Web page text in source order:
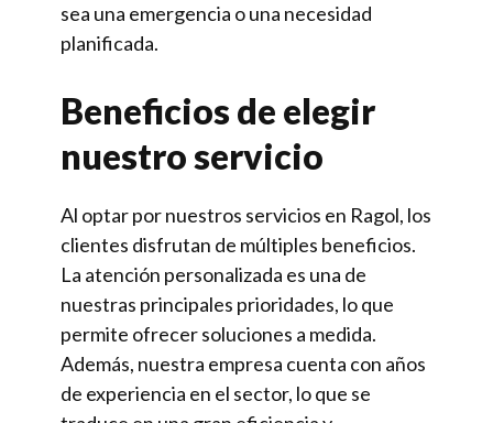
sea una emergencia o una necesidad
planificada.
Beneficios de elegir
nuestro servicio
Al optar por nuestros servicios en Ragol, los
clientes disfrutan de múltiples beneficios.
La atención personalizada es una de
nuestras principales prioridades, lo que
permite ofrecer soluciones a medida.
Además, nuestra empresa cuenta con años
de experiencia en el sector, lo que se